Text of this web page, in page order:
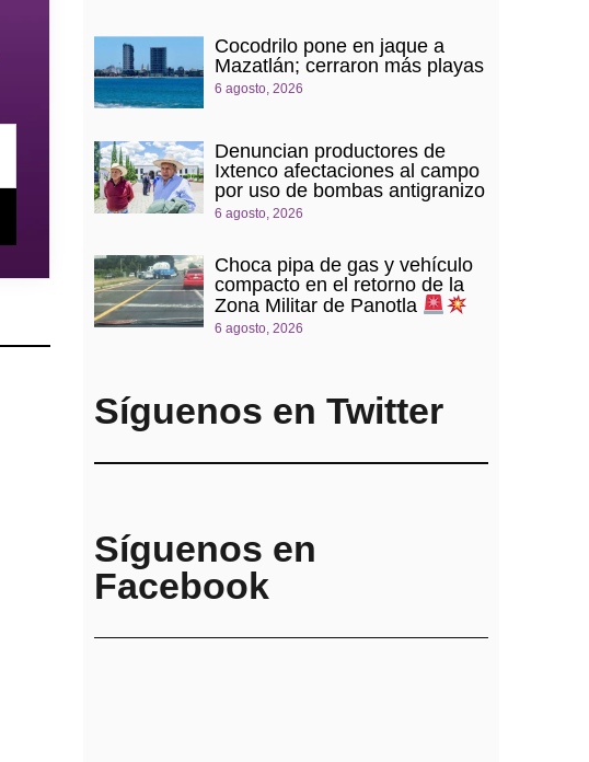
Cocodrilo pone en jaque a
Mazatlán; cerraron más playas
6 agosto, 2026
Denuncian productores de
Ixtenco afectaciones al campo
por uso de bombas antigranizo
6 agosto, 2026
Choca pipa de gas y vehículo
compacto en el retorno de la
Zona Militar de Panotla
6 agosto, 2026
Síguenos en Twitter
Síguenos en
Facebook